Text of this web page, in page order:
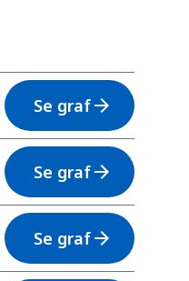
Se grafarrow_forward
Se grafarrow_forward
Se grafarrow_forward